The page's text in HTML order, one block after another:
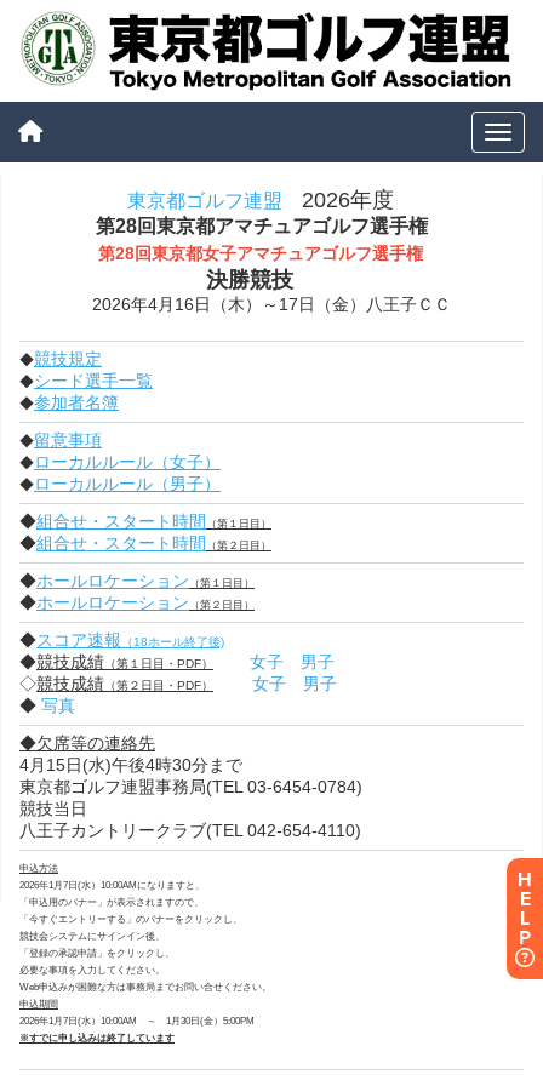
H
E
L
P